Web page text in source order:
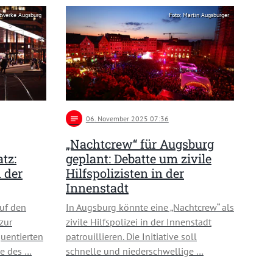
Augsburg
der
den
des …
Foto: Martin Augsburger
notes 06 . November 2025 07:36
„Nachtcrew“ für Augsburg
geplant: Debatte um zivile
Hilfspolizisten in der
Innenstadt
In Augsburg könnte eine „Nachtcrew“ als
zivile Hilfspolizei in der Innenstadt
patrouillieren. Die Initiative soll
schnelle und niederschwellige …